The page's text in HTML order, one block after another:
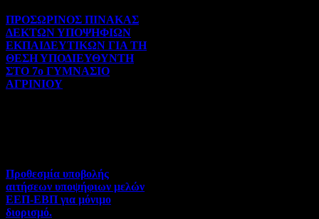
ΠΡΟΣΩΡΙΝΟΣ ΠΙΝΑΚΑΣ
ΔΕΚΤΩΝ ΥΠΟΨΗΦΙΩΝ
ΕΚΠΑΙΔΕΥΤΙΚΩΝ ΓΙΑ ΤΗ
ΘΕΣΗ ΥΠΟΔΙΕΥΘΥΝΤΗ
ΣΤΟ 7ο ΓΥΜΝΑΣΙΟ
ΑΓΡΙΝΙΟΥ
Προθεσμία υποβολής
αιτήσεων υποψήφιων μελών
ΕΕΠ-ΕΒΠ για μόνιμο
διορισμό.